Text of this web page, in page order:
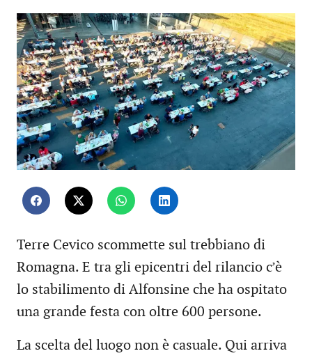
Terre Cevico scommette sul trebbiano di
Romagna. E tra gli epicentri del rilancio c’è
lo stabilimento di Alfonsine che ha ospitato
una grande festa con oltre 600 persone.
La scelta del luogo non è casuale. Qui arriva